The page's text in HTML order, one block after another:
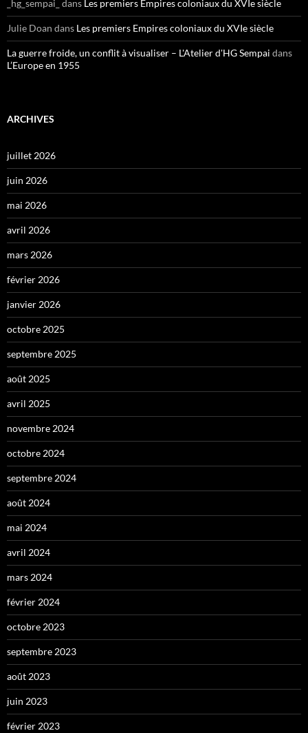
_hg_sempai_ dans Les premiers Empires coloniaux du XVIe siècle
Julie Doan dans Les premiers Empires coloniaux du XVIe siècle
La guerre froide, un conflit à visualiser – L'Atelier d'HG Sempai dans
L’Europe en 1955
ARCHIVES
juillet 2026
juin 2026
mai 2026
avril 2026
mars 2026
février 2026
janvier 2026
octobre 2025
septembre 2025
août 2025
avril 2025
novembre 2024
octobre 2024
septembre 2024
août 2024
mai 2024
avril 2024
mars 2024
février 2024
octobre 2023
septembre 2023
août 2023
juin 2023
février 2023